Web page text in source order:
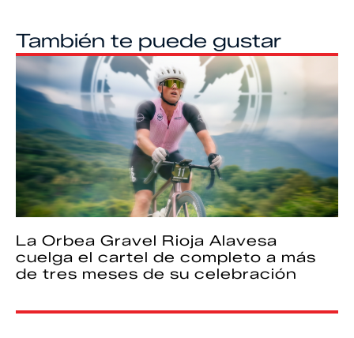
También te puede gustar
La Orbea Gravel Rioja Alavesa
cuelga el cartel de completo a más
de tres meses de su celebración